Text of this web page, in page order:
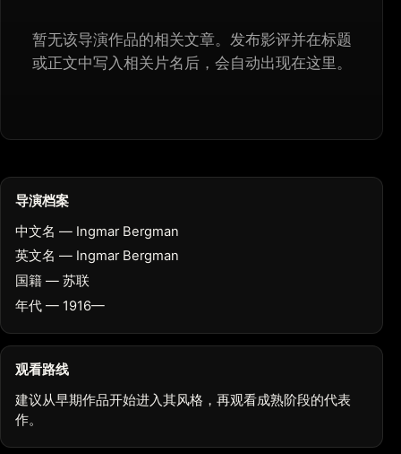
暂无该导演作品的相关文章。发布影评并在标题
或正文中写入相关片名后，会自动出现在这里。
导演档案
中文名 — Ingmar Bergman
英文名 — Ingmar Bergman
国籍 — 苏联
年代 — 1916—
观看路线
建议从早期作品开始进入其风格，再观看成熟阶段的代表
作。